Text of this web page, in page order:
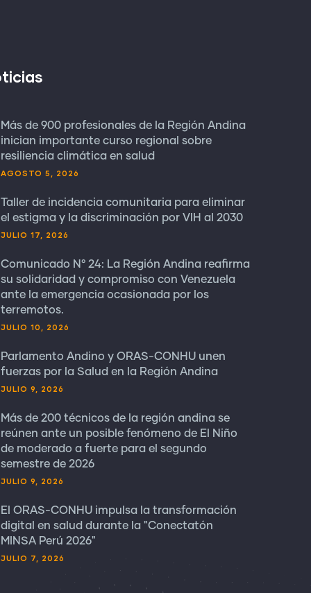
Más de 900 profesionales de la Región Andina
inician importante curso regional sobre
resiliencia climática en salud
AGOSTO 5, 2026
Taller de incidencia comunitaria para eliminar
el estigma y la discriminación por VIH al 2030
JULIO 17, 2026
Comunicado N° 24: La Región Andina reafirma
su solidaridad y compromiso con Venezuela
ante la emergencia ocasionada por los
terremotos.
JULIO 10, 2026
Parlamento Andino y ORAS-CONHU unen
fuerzas por la Salud en la Región Andina
JULIO 9, 2026
Más de 200 técnicos de la región andina se
reúnen ante un posible fenómeno de El Niño
de moderado a fuerte para el segundo
semestre de 2026
JULIO 9, 2026
El ORAS-CONHU impulsa la transformación
digital en salud durante la "Conectatón
MINSA Perú 2026"
JULIO 7, 2026